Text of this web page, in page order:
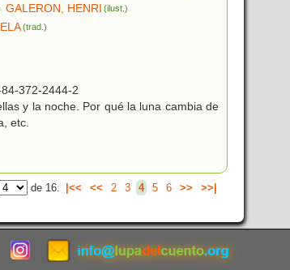
GALERON, HENRI (ilust.)
(trad.)
372-2444-2
y la noche. Por qué la luna cambia de
etc.
de 16. |<< << 2 3 4 5 6 >> >>|